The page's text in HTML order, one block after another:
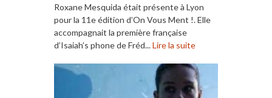
Roxane Mesquida était présente à Lyon
pour la 11e édition d’On Vous Ment !. Elle
accompagnait la première française
d’Isaiah’s phone de Fréd...Lire la suite